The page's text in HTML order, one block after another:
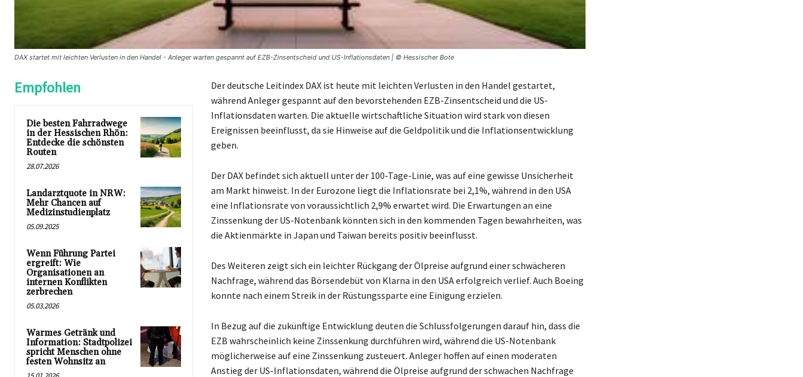
DAX startet mit leichten Verlusten in den Handel - Anleger warten gespannt auf EZB-Zinsentscheid und US-Inflationsdaten | © Hessischer Bote
Empfohlen
Die besten Fahrradwege
in der Hessischen Rhön:
Entdecke die schönsten
Routen
28.07.2026
Landarztquote in NRW:
Mehr Chancen auf
Medizinstudienplatz
05.09.2025
Wenn Führung Partei
ergreift: Wie
Organisationen an
internen Konflikten
zerbrechen
05.03.2026
Warmes Getränk und
Information: Stadtpolizei
spricht Menschen ohne
festen Wohnsitz an
Der deutsche Leitindex DAX ist heute mit leichten Verlusten in den Handel gestartet,
während Anleger gespannt auf den bevorstehenden EZB-Zinsentscheid und die US-
Inflationsdaten warten. Die aktuelle wirtschaftliche Situation wird stark von diesen
Ereignissen beeinflusst, da sie Hinweise auf die Geldpolitik und die Inflationsentwicklung
geben.
Der DAX befindet sich aktuell unter der 100-Tage-Linie, was auf eine gewisse Unsicherheit
am Markt hinweist. In der Eurozone liegt die Inflationsrate bei 2,1%, während in den USA
eine Inflationsrate von voraussichtlich 2,9% erwartet wird. Die Erwartungen an eine
Zinssenkung der US-Notenbank könnten sich in den kommenden Tagen bewahrheiten, was
die Aktienmärkte in Japan und Taiwan bereits positiv beeinflusst.
Des Weiteren zeigt sich ein leichter Rückgang der Ölpreise aufgrund einer schwächeren
Nachfrage, während das Börsendebüt von Klarna in den USA erfolgreich verlief. Auch Boeing
konnte nach einem Streik in der Rüstungssparte eine Einigung erzielen.
In Bezug auf die zukünftige Entwicklung deuten die Schlussfolgerungen darauf hin, dass die
EZB wahrscheinlich keine Zinssenkung durchführen wird, während die US-Notenbank
möglicherweise auf eine Zinssenkung zusteuert. Anleger hoffen auf einen moderaten
Anstieg der US-Inflationsdaten, während die Ölpreise aufgrund der schwachen Nachfrage